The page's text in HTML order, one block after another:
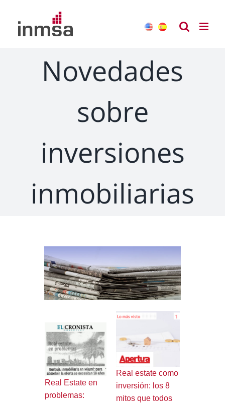
contenido
Novedades
sobre
inversiones
inmobiliarias
Real Estate en
problemas:
Real estate como
inversión: los 8
mitos que todos